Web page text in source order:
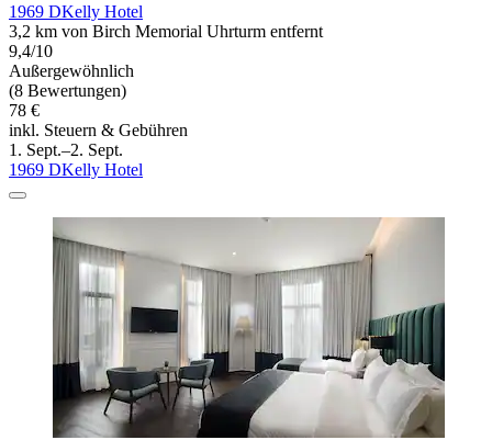
1969 DKelly Hotel
3,2 km von Birch Memorial Uhrturm entfernt
9,4/10
Außergewöhnlich
(8 Bewertungen)
78 €
inkl. Steuern & Gebühren
1. Sept.–2. Sept.
1969 DKelly Hotel